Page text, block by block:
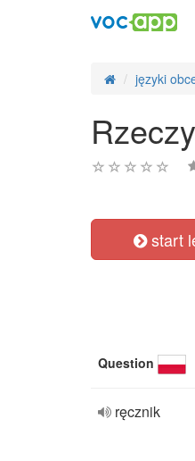
języki
start
Question
ręcznik